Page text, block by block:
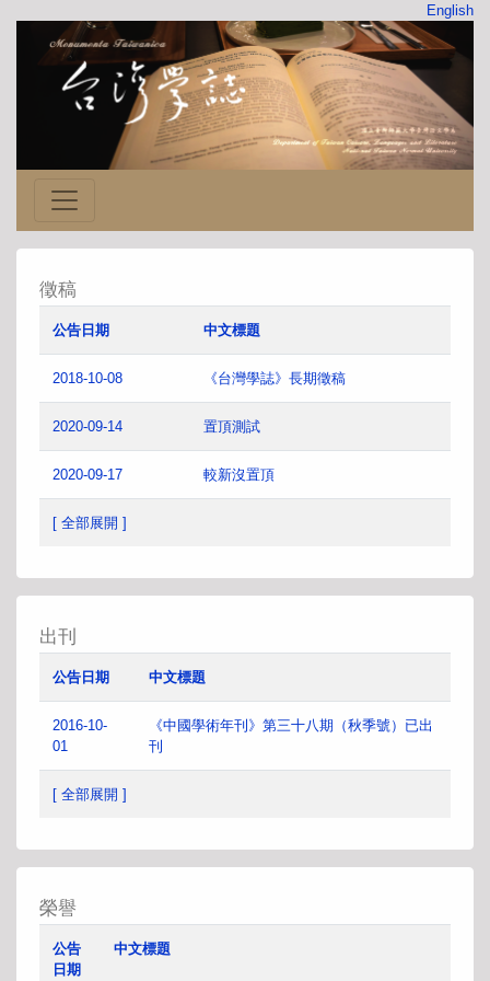
English
徵稿
公告日期 中文標題
2018-10-08 《台灣學誌》長期徵稿
2020-09-14 置頂測試
2020-09-17 較新沒置頂
[ 全部展開 ]
出刊
公告日期 中文標題
2016-10-
01
《中國學術年刊》第三十八期（秋季號）已出
刊
[ 全部展開 ]
榮譽
公告
日期
中文標題